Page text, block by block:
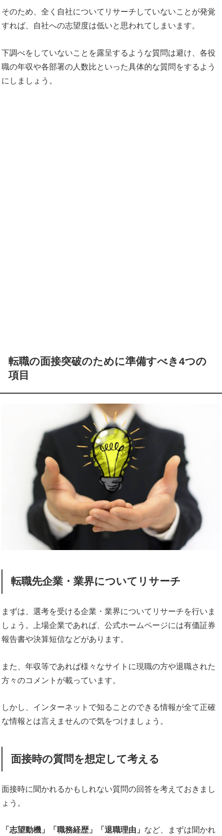
そのため、全く自社についてリサーチしていないことが発覚
すれば、自社への志望度は低いと思われてしまいます。
下調べをしていないことを露呈するような質問は避け、各役
職の年収や各部署の人数比といった具体的な質問をするよう
にしましょう。
転職の面接突破のために準備すべき4つの
項目
転職先企業・業界についてリサーチ
まずは、選考を受ける企業・業界についてリサーチを行いま
しょう。上場企業であれば、公式ホームページには有価証券
報告書や決算短信などがあります。
また、年収等であれば様々なサイトに現職の方や退職された
方々のコメントが載っています。
しかし、インターネットで知ることのできる情報が全て正確
な情報とは言えませんので気をつけましょう。
面接時の質問を想定して考える
面接時に聞かれるかもしれない質問の回答を考えておきまし
ょう。
「志望動機」「職務経歴」「退職理由」 など、まずは聞かれ